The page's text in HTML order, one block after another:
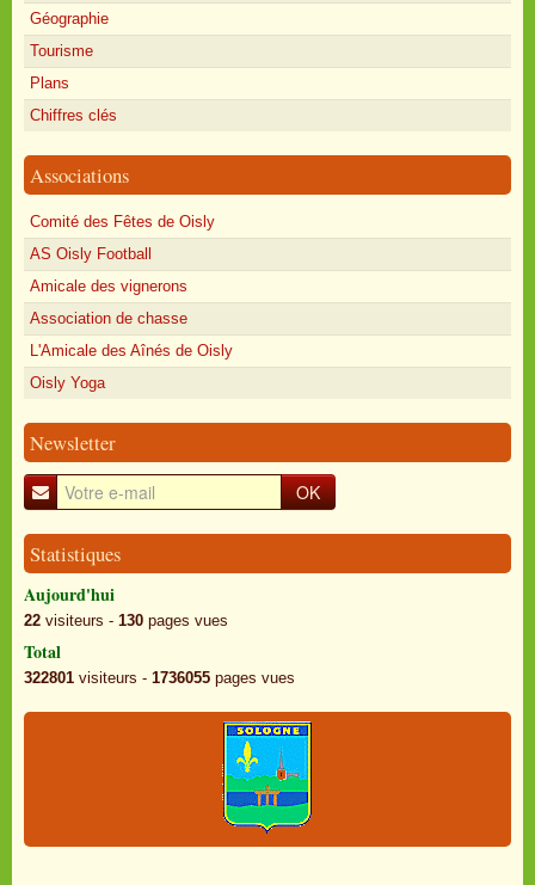
Géographie
Tourisme
Plans
Chiffres clés
Associations
Comité des Fêtes de Oisly
AS Oisly Football
Amicale des vignerons
Association de chasse
L'Amicale des Aînés de Oisly
Oisly Yoga
Newsletter
OK
Statistiques
Aujourd'hui
22 visiteurs - 130 pages vues
Total
322801 visiteurs - 1736055 pages vues